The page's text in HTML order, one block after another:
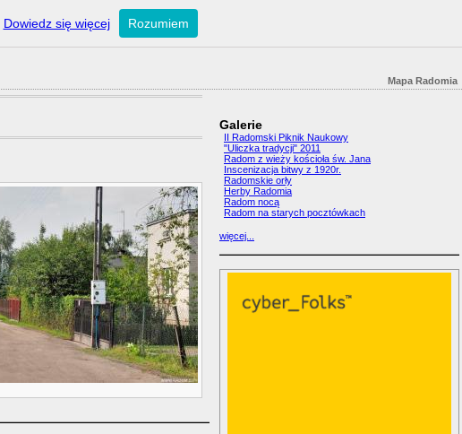
Mapa Radomia
Galerie
II Radomski Piknik Naukowy
"Uliczka tradycji" 2011
Radom z wieży kościoła św. Jana
Inscenizacja bitwy z 1920r.
Radomskie orły
Herby Radomia
Radom nocą
Radom na starych pocztówkach
więcej...
Dowiedz się więcej Rozumiem